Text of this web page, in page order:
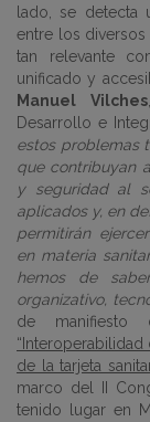
lado, se detecta
entre los
tan relevante
unificado y
Manuel Vilches
Desarrollo e
estos problemas
que contribuyan
y seguridad al
aplicados y, en
permitirán
en materia
hemos de
organizativo,
de manifiesto
de la tarjeta
marco del II
tenido lugar en